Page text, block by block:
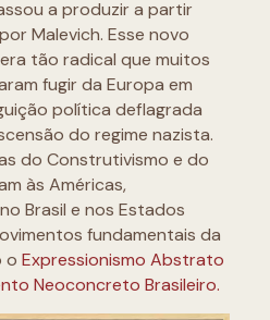
a produzir a partir
Malevich. Esse novo
tão radical que muitos
fugir da Europa em
política deflagrada
do regime nazista.
do Construtivismo e do
às Américas,
Brasil e nos Estados
fundamentais da
o Expressionismo Abstrato
Neoconcreto Brasileiro.